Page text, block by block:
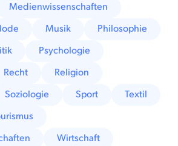
Medienwissenschaften
Musik
Philosophie
Psychologie
Recht
Religion
Soziologie Sport
Textil
Wirtschaft